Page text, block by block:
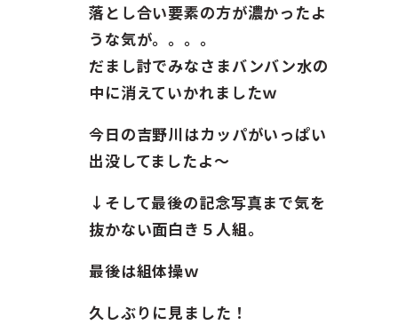
落とし合い要素の方が濃かったよ
うな気が。。。。
だまし討でみなさまバンバン水の
中に消えていかれましたｗ
今日の吉野川はカッパがいっぱい
出没してましたよ〜
↓そして最後の記念写真まで気を
抜かない面白き５人組。
最後は組体操ｗ
久しぶりに見ました！